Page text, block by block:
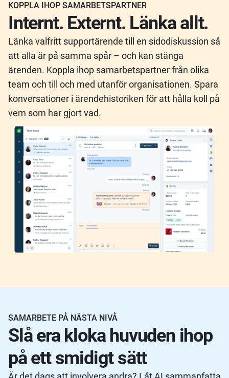
KOPPLA IHOP SAMARBETSPARTNER
Internt. Externt. Länka allt.
Länka valfritt supportärende till en sidodiskussion så
att alla är på samma spår – och kan stänga
ärenden. Koppla ihop samarbetspartner från olika
team och till och med utanför organisationen. Spara
konversationer i ärendehistoriken för att hålla koll på
vem som har gjort vad.
SAMARBETE PÅ NÄSTA NIVÅ
Slå era kloka huvuden ihop
på ett smidigt sätt